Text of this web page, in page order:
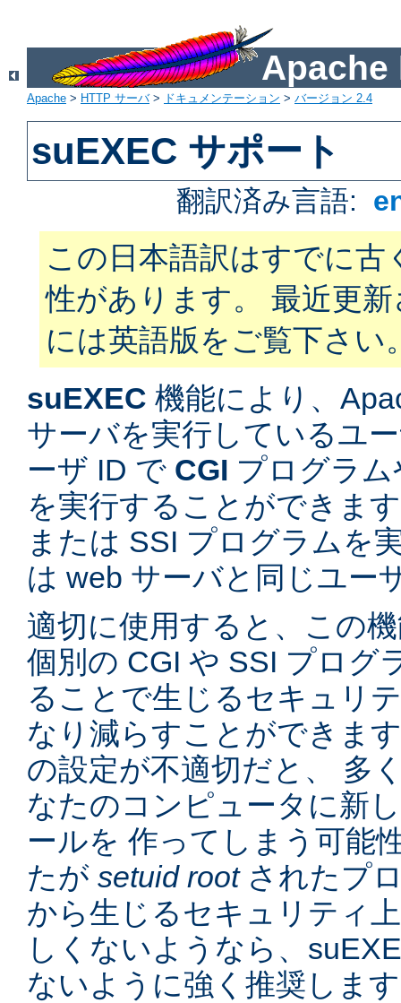
Apache
Apache > HTTP サーバ> ドキュメンテーション > バージョン 2.4
suEXEC サポート
翻訳済み言語:
この日本語訳はすでに古
性があります。 最近更
には英語版をご覧下さい
suEXEC 機能により、
サーバを実行しているユ
ーザ ID で CGI プログラ
を実行することができま
または SSI プログラムを
は web サーバと同じユー
適切に使用すると、この
個別の CGI や SSI プログ
ることで生じるセキュリ
なり減らすことができま
の設定が不適切だと、 多
なたのコンピュータに新
ールを 作ってしまう可能
たが setuid rootされたプ
から生じるセキュリティ
しくないようなら、
ないように強く推奨しま